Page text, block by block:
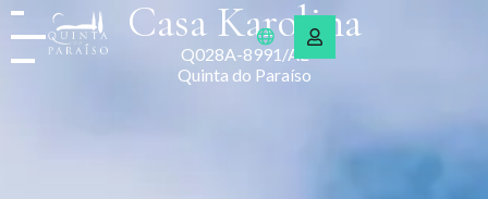
Casa Karolina
Q028A-8991/AL
Quinta do Paraíso